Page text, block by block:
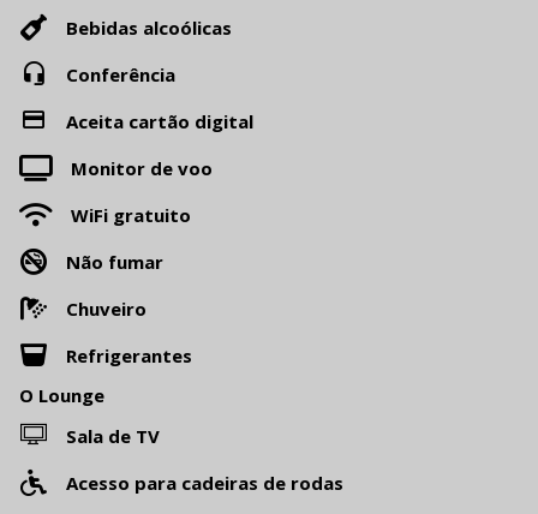
Bebidas alcoólicas
Conferência
Aceita cartão digital
Monitor de voo
WiFi gratuito
Não fumar
Chuveiro
Refrigerantes
O Lounge
Sala de TV
Acesso para cadeiras de rodas